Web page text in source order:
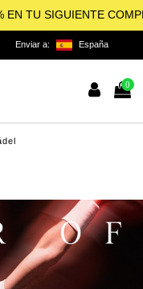
EN TU SIGUIENTE
Enviar a: España
0